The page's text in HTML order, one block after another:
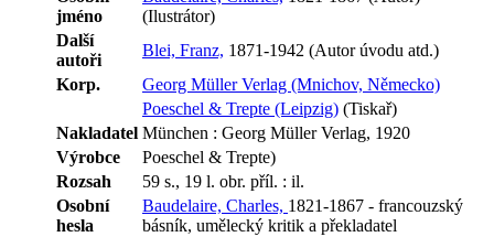
jméno
(Ilustrátor)
Další
autoři
Blei, Franz, 1871-1942 (Autor úvodu atd.)
Korp.
Georg Müller Verlag (Mnichov, Německo)
Poeschel & Trepte (Leipzig) (Tiskař)
Nakladatel München : Georg Müller Verlag, 1920
Výrobce
Poeschel & Trepte)
Rozsah
59 s., 19 l. obr. příl. : il.
Osobní
hesla
Baudelaire, Charles, 1821-1867 - francouzský
básník, umělecký kritik a překladatel